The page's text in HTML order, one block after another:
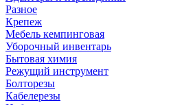
Разное
Крепеж
Мебель кемпинговая
Уборочный инвентарь
Бытовая химия
Режущий инструмент
Болторезы
Кабелерезы